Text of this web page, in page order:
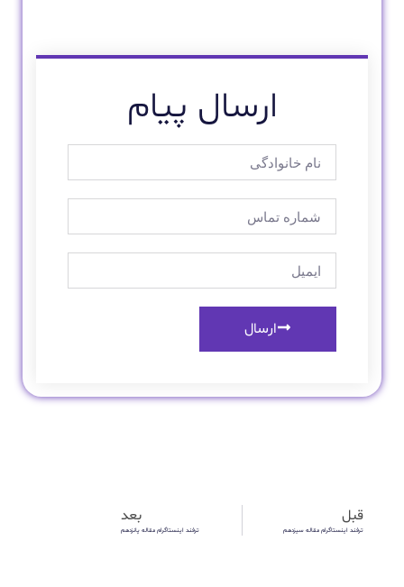
ارسال پیام
ارسال
قبل
ترفند اینستاگرام مقاله سیزدهم
بعد
ترفند اینستاگرام مقاله پانزدهم